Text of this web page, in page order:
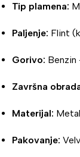
Tip plamena:
Paljenje: Flint
Gorivo:
Završna
Materijal: Metal
Pakovanje: